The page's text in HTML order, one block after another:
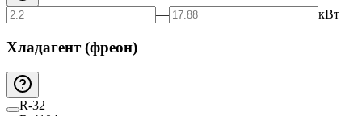
— кВт
Хладагент (фреон)
R-32